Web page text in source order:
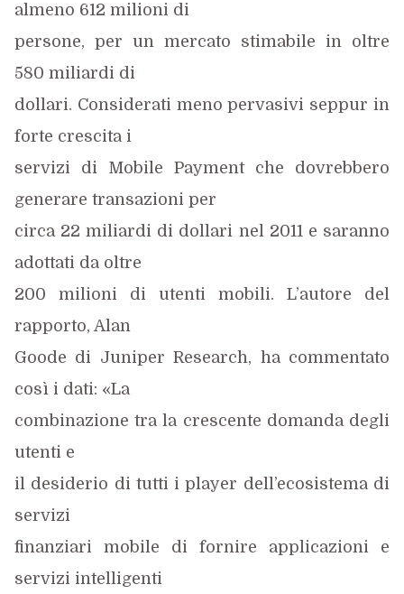
almeno 612 milioni di
persone, per un mercato stimabile in oltre
580 miliardi di
dollari. Considerati meno pervasivi seppur in
forte crescita i
servizi di Mobile Payment che dovrebbero
generare transazioni per
circa 22 miliardi di dollari nel 2011 e saranno
adottati da oltre
200 milioni di utenti mobili. L’autore del
rapporto, Alan
Goode di Juniper Research, ha commentato
così i dati: «La
combinazione tra la crescente domanda degli
utenti e
il desiderio di tutti i player dell’ecosistema di
servizi
finanziari mobile di fornire applicazioni e
servizi intelligenti